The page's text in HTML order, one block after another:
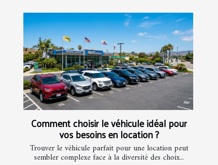
Comment choisir le véhicule idéal pour
vos besoins en location ?
Trouver le véhicule parfait pour une location peut
sembler complexe face à la diversité des choix...